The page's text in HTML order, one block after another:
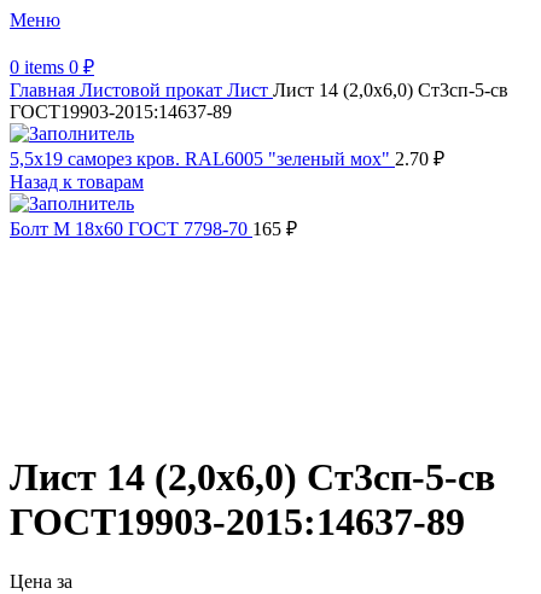
Меню
0 items 0 ₽
Главная Листовой прокат Лист Лист 14 (2,0х6,0) Ст3сп-5-св
ГОСТ19903-2015:14637-89
5,5х19 cаморез кров. RAL6005 "зеленый мох" 2.70 ₽
Назад к товарам
Болт М 18х60 ГОСТ 7798-70 165 ₽
Лист 14 (2,0х6,0) Ст3сп-5-св
ГОСТ19903-2015:14637-89
Цена за